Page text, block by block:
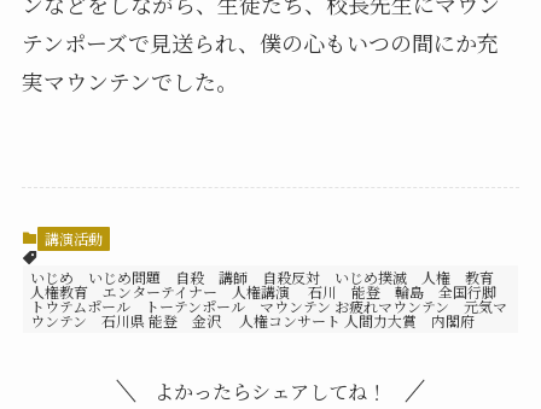
テンポーズで見送られ、僕の心もいつの間にか充
実マウンテンでした。
講演活動
いじめ いじめ問題 自殺 講師 自殺反対 いじめ撲滅 人権 教育
人権教育 エンターテイナー 人権講演 石川 能登 輪島 全国行脚
トウテムポール トーテンポール マウンテン お疲れマウンテン 元気マ
ウンテン 石川県 能登 金沢 人権コンサート 人間力大賞 内閣府
よかったらシェアしてね！